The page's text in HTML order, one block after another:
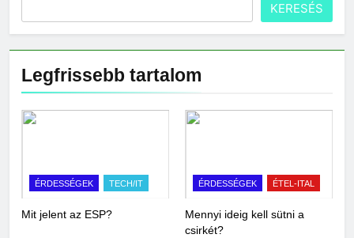
KERESÉS
Legfrissebb tartalom
ÉRDESSÉGEK TECH/IT
Mit jelent az ESP?
ÉRDESSÉGEK ÉTEL-ITAL
Mennyi ideig kell sütni a
csirkét?